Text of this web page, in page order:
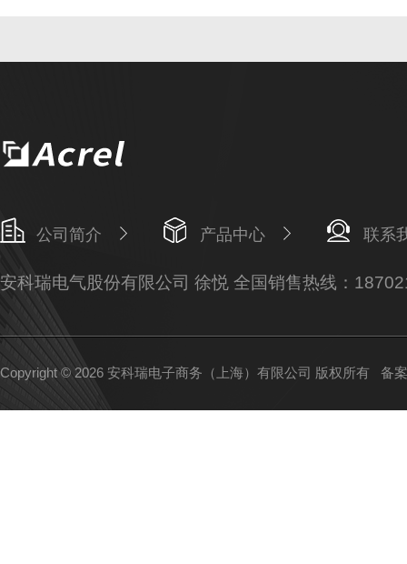
公司简介 产品中心 联系
安科瑞电气股份有限公司 徐悦 全国销售热线：
Copyright © 2026 安科瑞电子商务（上海）有限公司 版权所有 备